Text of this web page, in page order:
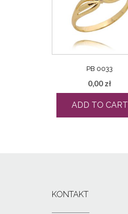
PB 0033
0,00 zł
ADD TO CART
KONTAKT